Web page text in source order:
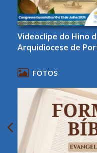
Videoclipe do Hino
Arquidiocese de
FOTOS